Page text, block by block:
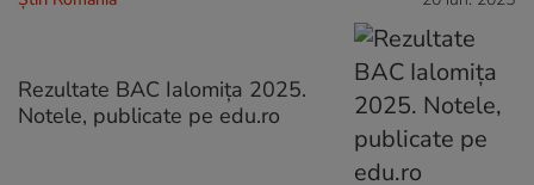
Rezultate BAC Ialomiţa 2025.
Notele, publicate pe edu.ro